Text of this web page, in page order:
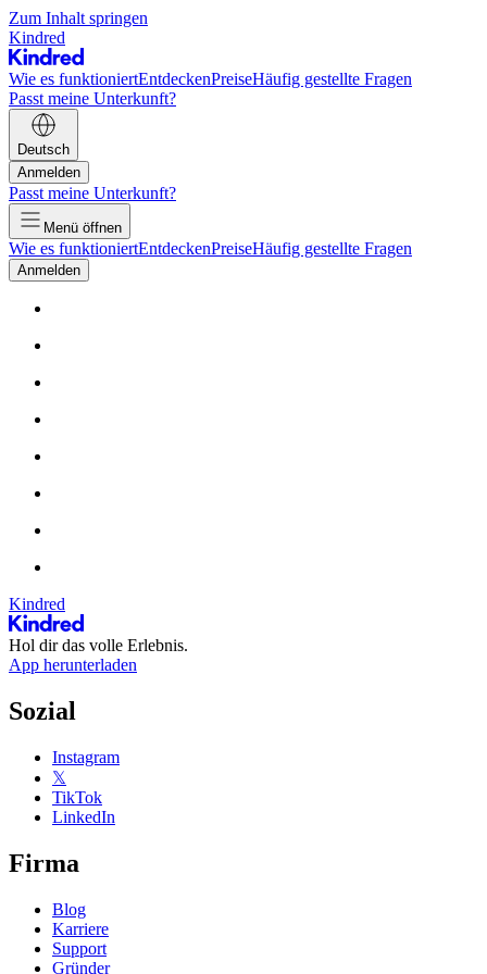
Zum Inhalt springen
Kindred
Wie es funktioniertEntdeckenPreiseHäufig gestellte Fragen
Passt meine Unterkunft?
Deutsch
Anmelden
Passt meine Unterkunft?
Menü öffnen
Wie es funktioniertEntdeckenPreiseHäufig gestellte Fragen
Anmelden
Kindred
Hol dir das volle Erlebnis.
App herunterladen
Sozial
Instagram
𝕏
TikTok
LinkedIn
Firma
Blog
Karriere
Support
Gründer